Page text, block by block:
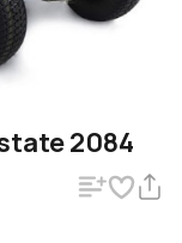
2084